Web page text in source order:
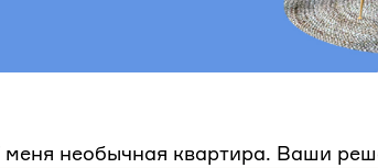
меня необычная квартира. Ваши